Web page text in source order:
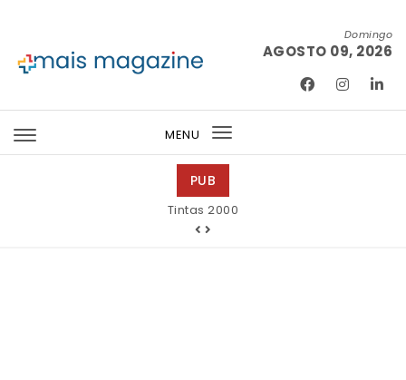
Domingo
AGOSTO 09, 2026
MENU
Toggle
PUB
Tintas 2000